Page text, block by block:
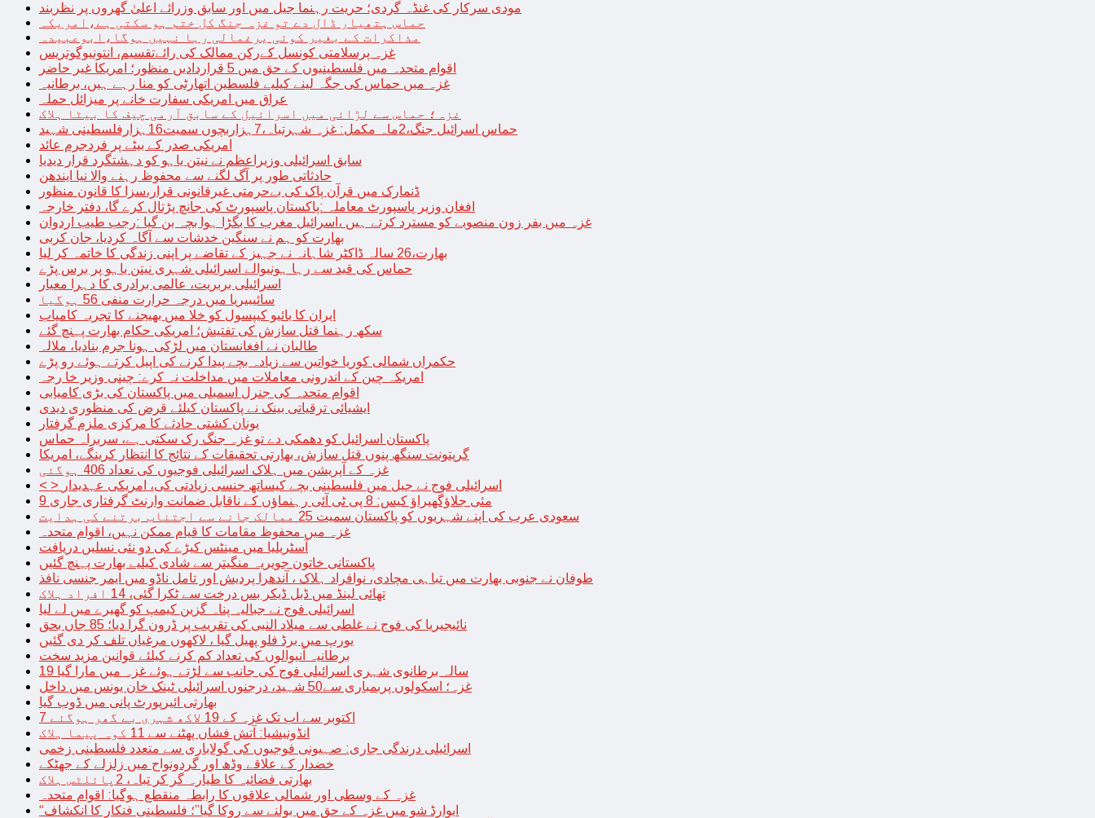
مودی سرکار کی غنڈہ گردی؛ حریت رہنما جیل میں اور سابق وزرائے اعلیٰ گھروں پر نظربند
حماس ہتھیار ڈال دے تو غزہ جنگ کل ختم ہو سکتی ہے،امریکہ
مذاکرات کے بغیر کوئی یرغمالی رہا نہیں ہوگا،ابوعبیدہ
غزہ پرسلامتی کونسل کےرکن ممالک کی رائےتقسیم، انتونیوگوتریس
اقوام متحدہ میں فلسطینیوں کے حق میں 5 قراردادیں منظور؛ امریکا غیر حاضر
غزہ میں حماس کی جگہ لینے کیلیے فلسطین اتھارٹی کو منا رہے ہیں، برطانیہ
عراق میں امریکی سفارت خانے پر میزائل حملہ
غزہ؛ حماس سے لڑائی میں اسرائیل کے سابق آرمی چیف کا بیٹا ہلاک
حماس اسرائیل جنگ،2ماہ مکمل: غزہ شہرتباہ،7ہزاربچوں سمیت16ہزارفلسطینی شہید
امریکی صدر کے بیٹے پر فردجرم عائد
سابق اسرائیلی وزیراعظم نے نیتن یاہو کو دہشتگرد قرار دیدیا
حادثاتی طور پر آگ لگنے سے محفوظ رہنے والا نیا ایندھن
ڈنمارک میں قرآن پاک کی بےحرمتی غیرقانونی قرار،سزا کا قانون منظور
افغان وزیر پاسپورٹ معاملہ :پاکستان پاسپورٹ کی جانچ پڑتال کرے گا، دفتر خارجہ
غزہ میں بفر زون منصوبے کو مسترد کرتے ہیں ،اسرائیل مغرب کا بگڑا ہوا بچہ بن گیا :رجب طیب اردوان
بھارت کو ہم نے سنگین خدشات سے آگاہ کردیا، جان کربی
بھارت،26 سالہ ڈاکٹر شاہانہ نے جہیز کے تقاضے پر اپنی زندگی کا خاتمہ کر لیا
حماس کی قید سے رہا ہونیوالے اسرائیلی شہری نیتن یاہو پر برس پڑے
اسرائیلی بربریت، عالمی برادری کا دہرا معیار
سائیبیریا میں درجہ حرارت منفی 56 ہوگیا
ایران کا بائیو کیپسول کو خلا میں بھیجنے کا تجربہ کامیاب
سکھ رہنما قتل سازش کی تفتیش؛ امریکی حکام بھارت پہنچ گئے
طالبان نے افغانستان میں لڑکی ہونا جرم بنادیا، ملالہ
حکمراں شمالی کوریا خواتین سے زیادہ بچے پیدا کرنے کی اپیل کرتے ہوئے رو پڑے
امریکہ چین کے اندرونی معاملات میں مداخلت نہ کرے: چینی وزیر خا رجہ
اقوام متحدہ کی جنرل اسمبلی میں پاکستان کی بڑی کامیابی
ایشیائی ترقیاتی بینک نے پاکستان کیلئے قرض کی منظوری دیدی
یونان کشتی حادثے کا مرکزی ملزم گرفتار
پاکستان اسرائیل کو دھمکی دے تو غزہ جنگ رک سکتی ہے، سربراہ حماس
گرپتونت سنگھ پنوں قتل سازش، بھارتی تحقیقات کے نتائج کا انتظار کرینگے، امریکا
غزہ کے آپریشن میں ہلاک اسرائیلی فوجیوں کی تعداد 406 ہوگئی
< > اسرائیلی فوج نے جیل میں فلسطینی بچے کیساتھ جنسی زیادتی کی، امریکی عہدیدار
9 مئی جلاؤگھیراؤ کیس: 8 پی ٹی آئی رہنماؤں کے ناقابل ضمانت وارنٹ گرفتاری جاری
سعودی عرب کی اپنے شہریوں کو پاکستان سمیت 25 ممالک جانے سے اجتناب برتنے کی ہدایت
غزہ میں محفوظ مقامات کا قیام ممکن نہیں، اقوام متحدہ
آسٹریلیا میں مینٹس کیڑے کی دو نئی نسلیں دریافت
پاکستانی خاتون جویریہ منگیتر سے شادی کیلیے بھارت پہنچ گئیں
طوفان نے جنوبی بھارت میں تباہی مچادی، نوافراد ہلاک ، آندھرا پردیش اور تامل ناڈو میں ایمر جنسی نافذ
تھائی لینڈ میں ڈبل ڈیکر بس درخت سے ٹکرا گئی، 14 افراد ہلاک
اسرائیلی فوج نے جبالیہ پناہ گزین کیمپ کو گھیرے میں لے لیا
نائیجیریا کی فوج نے غلطی سے میلاد النبی کی تقریب پر ڈرون گرا دیا؛ 85 جاں بحق
یورپ میں برڈ فلو پھیل گیا ، لاکھوں مرغیاں تلف کر دی گئیں
برطانیہ آنیوالوں کی تعداد کم کرنے کیلئے قوانین مزید سخت
19 سالہ برطانوی شہری اسرائیلی فوج کی جانب سے لڑتے ہوئے غزہ میں مارا گیا
غزہ؛ اسکولوں پربمباری سے50 شہید، درجنوں اسرائیلی ٹینک خان یونس میں داخل
بھارتی ائیرپورٹ پانی میں ڈوب گیا
7 اکتوبر سے اب تک غزہ کے 19 لاکھ شہری بے گھر ہوگئے
انڈونیشیا: آتش فشاں پھٹنے سے 11 کوہ پیما ہلاک
اسرائیلی درندگی جاری: صہیونی فوجیوں کی گولاباری سے متعدد فلسطینی زخمی
خضدار کے علاقے وڈھ اور گردونواح میں زلزلے کے جھٹکے
بھارتی فضائیہ کا طیارہ گر کر تباہ، 2پائلٹس ہلاک
غزہ کے وسطی اور شمالی علاقوں کا رابطہ منقطع ہوگیا: اقوام متحدہ
“ایوارڈ شو میں غزہ کے حق میں بولنے سے روکا گیا”؛ فلسطینی فنکار کا انکشاف